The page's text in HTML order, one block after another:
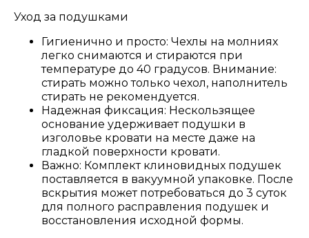
Уход за подушками
Гигиенично и просто: Чехлы на молниях
легко снимаются и стираются при
температуре до 40 градусов. Внимание:
стирать можно только чехол, наполнитель
стирать не рекомендуется.
Надежная фиксация: Нескользящее
основание удерживает подушки в
изголовье кровати на месте даже на
гладкой поверхности кровати.
Важно: Комплект клиновидных подушек
поставляется в вакуумной упаковке. После
вскрытия может потребоваться до 3 суток
для полного расправления подушек и
восстановления исходной формы.